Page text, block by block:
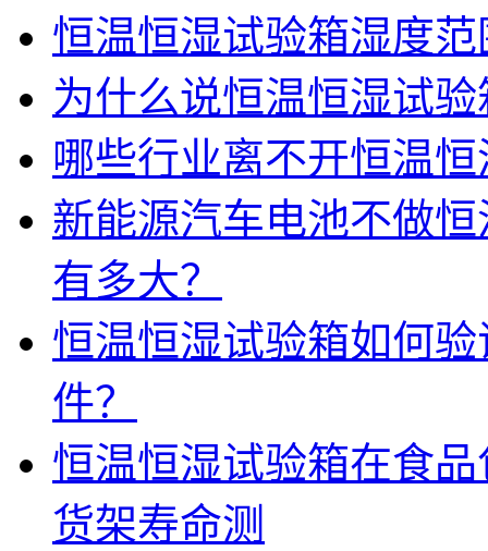
恒温恒湿试验箱湿度范
为什么说恒温恒湿试
哪些行业离不开恒温
新能源汽车电池不做
有多大？
恒温恒湿试验箱如何
件？
恒温恒湿试验箱在食
货架寿命测